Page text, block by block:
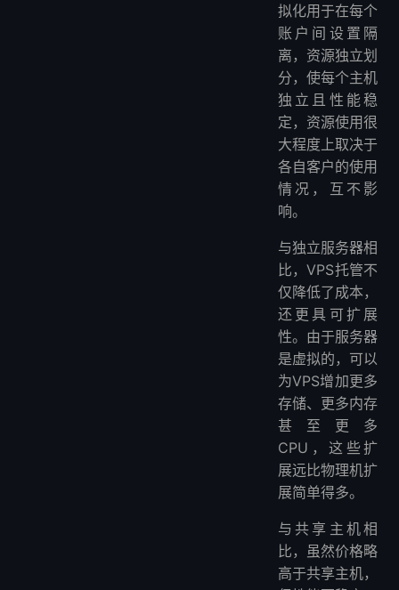
拟化用于在每个
账户间设置隔
离，资源独立划
分，使每个主机
独立且性能稳
定，资源使用很
大程度上取决于
各自客户的使用
情况，互不影
响。
与独立服务器相
比，VPS托管不
仅降低了成本，
还更具可扩展
性。由于服务器
是虚拟的，可以
为VPS增加更多
存储、更多内存
甚至更多
CPU，这些扩
展远比物理机扩
展简单得多。
与共享主机相
比，虽然价格略
高于共享主机，